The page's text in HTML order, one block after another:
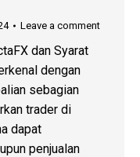
Leave a comment
dan Syarat
dengan
sebagian
trader di
dapat
penjualan